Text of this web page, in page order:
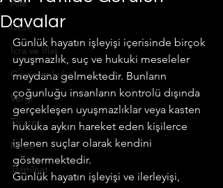
Aile
Ceza
İcra ve İflas
Gayrimenkul
Vergi
Ticaret
Miras
Tazminat
Davalar
Günlük hayatın işleyişi içerisinde birçok
uyuşmazlık, suç ve hukuki meseleler
meydana gelmektedir. Bunların
çoğunluğu insanların kontrolü dışında
gerçekleşen uyuşmazlıklar veya kasten
hukuka aykırı hareket eden kişilerce
işlenen suçlar olarak kendini
göstermektedir.
Günlük hayatın işleyişi ve ilerleyişi,